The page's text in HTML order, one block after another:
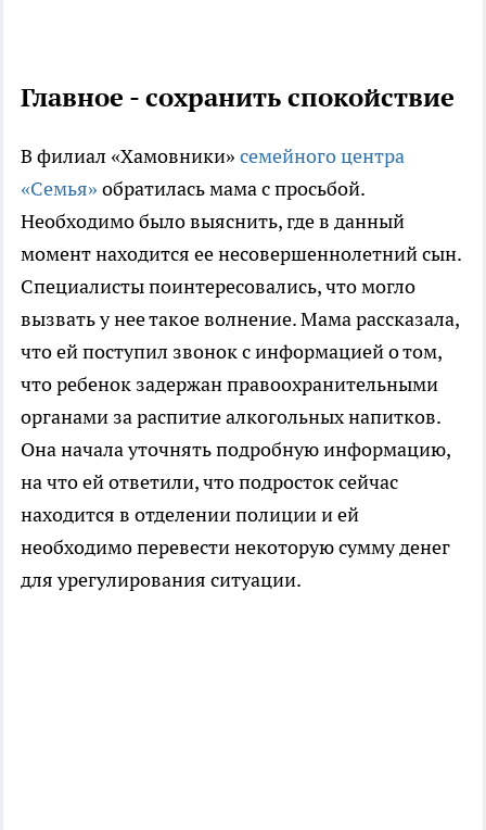
Главное - сохранить спокойствие
В филиал «Хамовники» семейного центра
«Семья» обратилась мама с просьбой.
Необходимо было выяснить, где в данный
момент находится ее несовершеннолетний сын.
Специалисты поинтересовались, что могло
вызвать у нее такое волнение. Мама рассказала,
что ей поступил звонок с информацией о том,
что ребенок задержан правоохранительными
органами за распитие алкогольных напитков.
Она начала уточнять подробную информацию,
на что ей ответили, что подросток сейчас
находится в отделении полиции и ей
необходимо перевести некоторую сумму денег
для урегулирования ситуации.